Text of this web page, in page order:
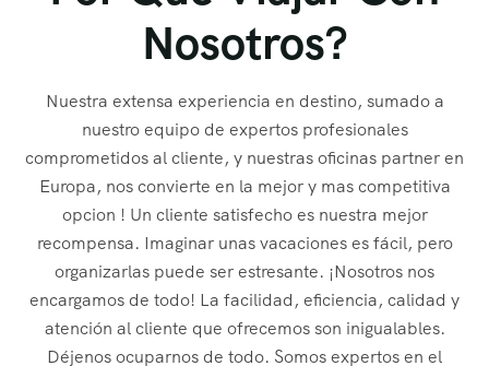
Nosotros?
Nuestra extensa experiencia en destino, sumado a
nuestro equipo de expertos profesionales
comprometidos al cliente, y nuestras oficinas partner en
Europa, nos convierte en la mejor y mas competitiva
opcion ! Un cliente satisfecho es nuestra mejor
recompensa. Imaginar unas vacaciones es fácil, pero
organizarlas puede ser estresante. ¡Nosotros nos
encargamos de todo! La facilidad, eficiencia, calidad y
atención al cliente que ofrecemos son inigualables.
Déjenos ocuparnos de todo. Somos expertos en el
9
3
8
2
7
8
8
8
8
8
0
1
3
0
9
8
7
6
2
1
0
9
8
7
0
3
6
9